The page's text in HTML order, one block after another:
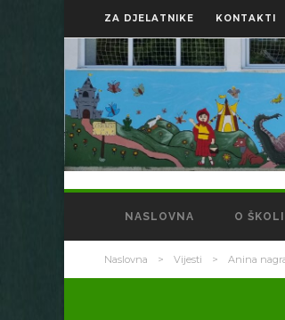
ZA DJELATNIKE KONTAKTI
NASLOVNA O ŠKOLI
Naslovna > Vijesti > Anina